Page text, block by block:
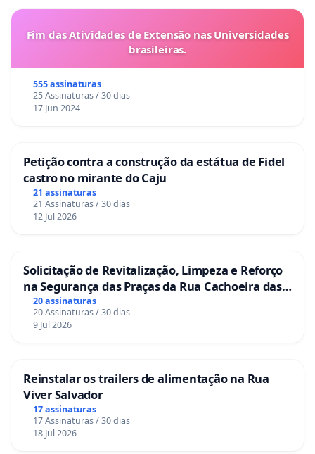
Fim das Atividades de Extensão nas Universidades
brasileiras.
555 assinaturas
25 Assinaturas / 30 dias
17 Jun 2024
Petição contra a construção da estátua de Fidel
castro no mirante do Caju
21 assinaturas
21 Assinaturas / 30 dias
12 Jul 2026
Solicitação de Revitalização, Limpeza e Reforço
na Segurança das Praças da Rua Cachoeira das
Sete Ilhas
20 assinaturas
20 Assinaturas / 30 dias
9 Jul 2026
Reinstalar os trailers de alimentação na Rua
Viver Salvador
17 assinaturas
17 Assinaturas / 30 dias
18 Jul 2026